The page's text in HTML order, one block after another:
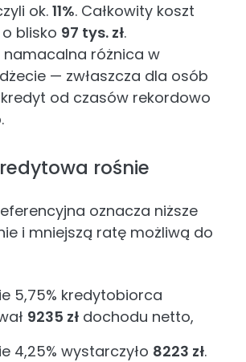
ok. 11%. Całkowity koszt
blisko 97 tys. zł.
namacalna różnica w
— zwłaszcza dla osób
od czasów rekordowo
rośnie
oznacza niższe
i mniejszą ratę możliwą do
5,75% kredytobiorca
9235 zł dochodu netto,
4,25% wystarczyło 8223 zł.